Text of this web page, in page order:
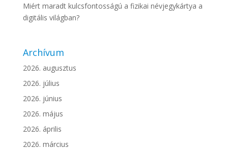
Miért maradt kulcsfontosságú a fizikai névjegykártya a
digitális világban?
Archívum
2026. augusztus
2026. július
2026. június
2026. május
2026. április
2026. március